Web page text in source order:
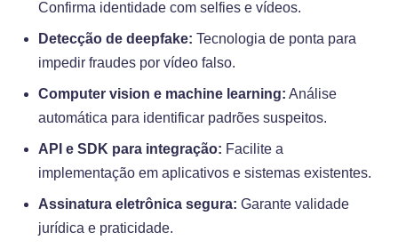
Confirma identidade com selfies e vídeos.
Detecção de deepfake: Tecnologia de ponta para
impedir fraudes por vídeo falso.
Computer vision e machine learning: Análise
automática para identificar padrões suspeitos.
API e SDK para integração: Facilite a
implementação em aplicativos e sistemas existentes.
Assinatura eletrônica segura: Garante validade
jurídica e praticidade.